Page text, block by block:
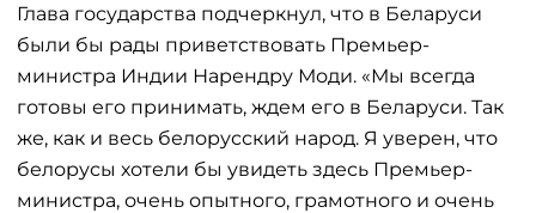
Глава государства подчеркнул, что в Беларуси
были бы рады приветствовать Премьер-
министра Индии Нарендру Моди. «Мы всегда
готовы его принимать, ждем его в Беларуси. Так
же, как и весь белорусский народ. Я уверен, что
белорусы хотели бы увидеть здесь Премьер-
министра, очень опытного, грамотного и очень